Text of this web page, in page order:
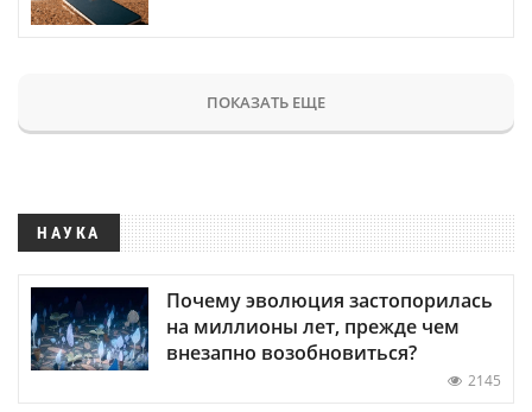
ПОКАЗАТЬ ЕЩЕ
НАУКА
Почему эволюция застопорилась
на миллионы лет, прежде чем
внезапно возобновиться?
2145